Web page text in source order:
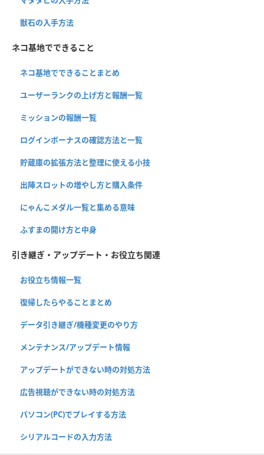
獣石の入手方法
ネコ基地でできること
ネコ基地でできることまとめ
ユーザーランクの上げ方と報酬一覧
ミッションの報酬一覧
ログインボーナスの確認方法と一覧
貯蔵庫の拡張方法と整理に使える小技
出陣スロットの増やし方と購入条件
にゃんこメダル一覧と集める意味
ふすまの開け方と中身
引き継ぎ・アップデート・お役立ち関連
お役立ち情報一覧
復帰したらやることまとめ
データ引き継ぎ/機種変更のやり方
メンテナンス/アップデート情報
アップデートができない時の対処方法
広告視聴ができない時の対処方法
パソコン(PC)でプレイする方法
シリアルコードの入力方法